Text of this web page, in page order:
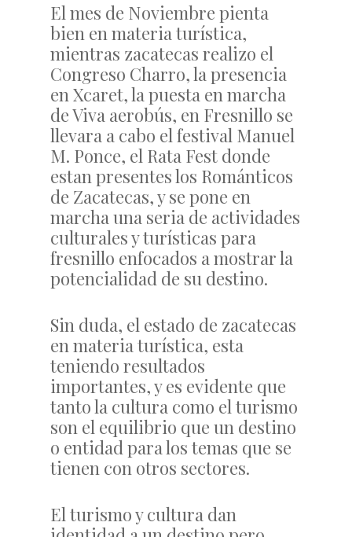
El mes de Noviembre pienta
bien en materia turística,
mientras zacatecas realizo el
Congreso Charro, la presencia
en Xcaret, la puesta en marcha
de Viva aerobús, en Fresnillo se
llevara a cabo el festival Manuel
M. Ponce, el Rata Fest donde
estan presentes los Románticos
de Zacatecas, y se pone en
marcha una seria de actividades
culturales y turísticas para
fresnillo enfocados a mostrar la
potencialidad de su destino.
Sin duda, el estado de zacatecas
en materia turística, esta
teniendo resultados
importantes, y es evidente que
tanto la cultura como el turismo
son el equilibrio que un destino
o entidad para los temas que se
tienen con otros sectores.
El turismo y cultura dan